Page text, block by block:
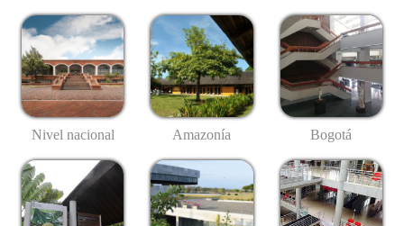
Nivel nacional Amazonía Bogotá